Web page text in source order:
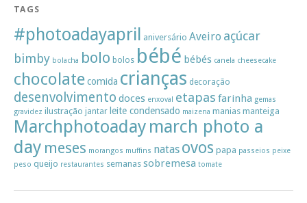
TAGS
#photoadayapril aniversário Aveiro açúcar
bimby bolacha bolo bolos bébé bébés canela cheesecake
chocolatecomida crianças decoração
desenvolvimento doces enxoval etapas farinha gemas
gravidez ilustração jantar leite condensado maizena manias manteiga
Marchphotoaday march photo a
day meses morangos muffins natas ovos papa passeios peixe
peso queijo restaurantes semanas sobremesa tomate